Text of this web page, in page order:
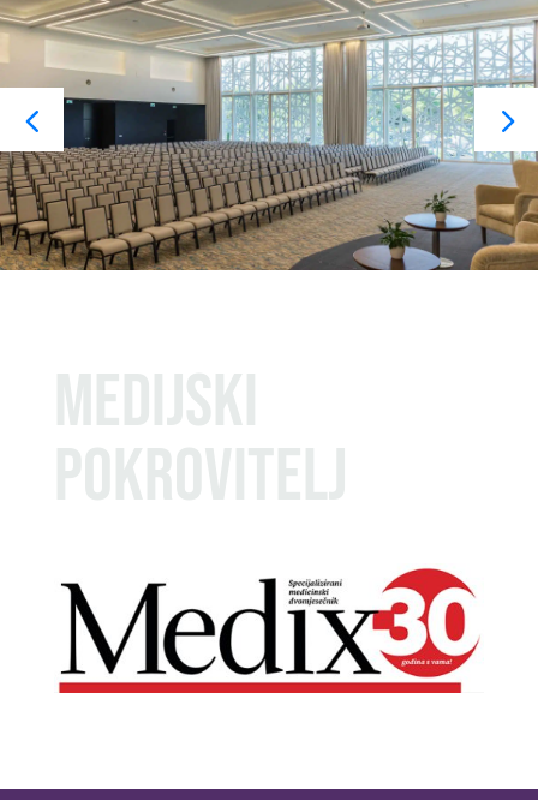
Medijski
pokrovitelj